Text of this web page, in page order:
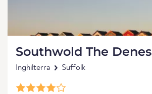
Southwold The Denes
Inghilterra Suffolk